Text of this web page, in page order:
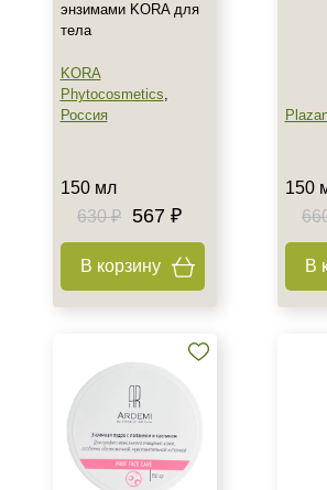
Тип товара
Гоммаж
Крем
Класс косметики
Профессиональная
Все типы кожи
Жирная
Зрелая
Показать еще
энзимами KORA для
тела
KORA
Phytocosmetics,
Россия
150 мл
630 ₽ 567 ₽
В корзину
150
В